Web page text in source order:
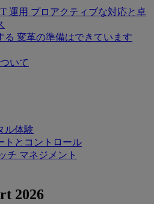
運用 プロアクティブな対応と卓
る 変革の準備はできています
いて
ル体験
トとコントロール
チ マネジメント
2026